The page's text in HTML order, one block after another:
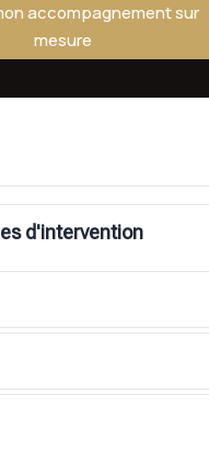
accompagnement sur
mesure
d'intervention